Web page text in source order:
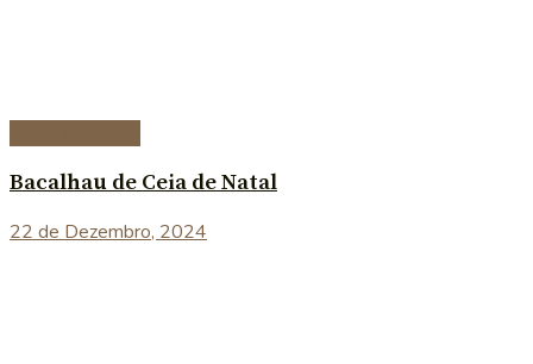
Bacalhau de Ceia de Natal
22 de Dezembro, 2024